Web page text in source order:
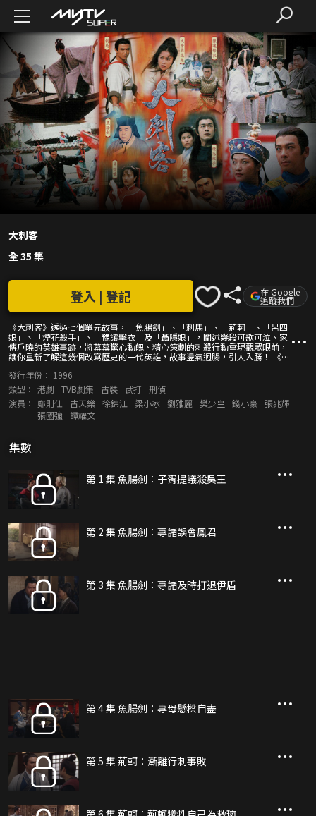
大刺客
全 35 集
《大刺客》透過七個單元故事，「魚腸劍」、「刺馬」、「荊軻」、「呂四
娘」、「煙花殺手」、「豫讓擊衣」及「聶隱娘」，闡述幾段可歌可泣、家
傳戶曉的英雄事跡，將幕幕驚心動魄、精心策劃的刺殺行動重現觀眾眼前，
讓你重新了解這幾個改寫歷史的一代英雄，故事盪氣迥腸，引人入勝！ 《大
劉雅麗飾呂四娘、古天樂演煙花、樊少皇演豫讓，而梁小冰則一人分飾聶鶯
及聶隱娘兩角。
登入 | 登記 在 Google
追蹤我們
發行年份： 1996
類型： 港劇 TVB劇集 古裝 武打
刑偵
演員： 鄭則仕 古天樂 徐錦江 梁小冰 劉雅麗 樊少皇 錢小豪 張兆輝
張國強
譚耀文
集數
第 1 集 魚腸劍：子胥提議殺吳王
第 2 集 魚腸劍：專諸誤會鳳君
第 3 集 魚腸劍：專諸及時打退伊盾
第 4 集 魚腸劍：專母懸樑自盡
第 5 集 荊軻：漸離行刺事敗